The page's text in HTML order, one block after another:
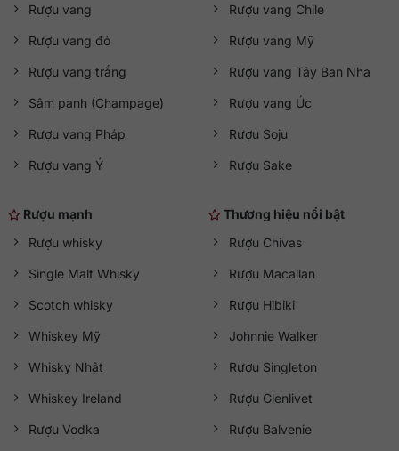
Rượu vang
Rượu vang đỏ
Rượu vang trắng
Sâm panh (Champage)
Rượu vang Pháp
Rượu vang Ý
Rượu vang Chile
Rượu vang Mỹ
Rượu vang Tây Ban Nha
Rượu vang Úc
Rượu Soju
Rượu Sake
Rượu mạnh
Rượu whisky
Single Malt Whisky
Scotch whisky
Whiskey Mỹ
Whisky Nhật
Whiskey Ireland
Rượu Vodka
Thương hiệu nổi bật
Rượu Chivas
Rượu Macallan
Rượu Hibiki
Johnnie Walker
Rượu Singleton
Rượu Glenlivet
Rượu Balvenie